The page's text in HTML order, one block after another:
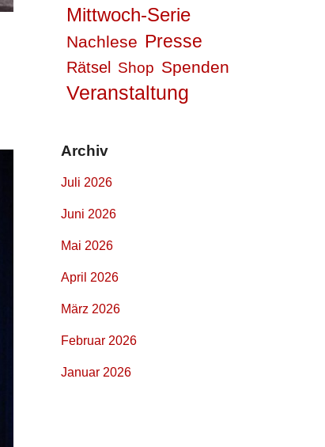
Mittwoch-Serie
Nachlese Presse
Rätsel Shop Spenden
Veranstaltung
Archiv
Juli 2026
Juni 2026
Mai 2026
April 2026
März 2026
Februar 2026
Januar 2026